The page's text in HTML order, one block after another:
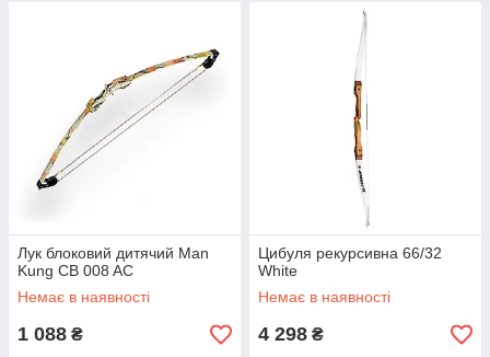
Лук блоковий дитячий Man
Kung CB 008 AC
Немає в наявності
1 088 ₴
Цибуля рекурсивна 66/32
White
Немає в наявності
4 298 ₴